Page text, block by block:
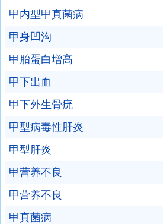
甲内型甲真菌病
甲身凹沟
甲胎蛋白增高
甲下出血
甲下外生骨疣
甲型病毒性肝炎
甲型肝炎
甲营养不良
甲营养不良
甲真菌病